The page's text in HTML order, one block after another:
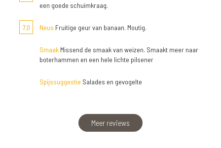
een goede schuimkraag.
7,0 Neus Fruitige geur van banaan. Moutig.
Smaak Missend de smaak van weizen. Smaakt meer naar
boterhammen en een hele lichte pilsener
Spijssuggestie Salades en gevogelte
Meer reviews